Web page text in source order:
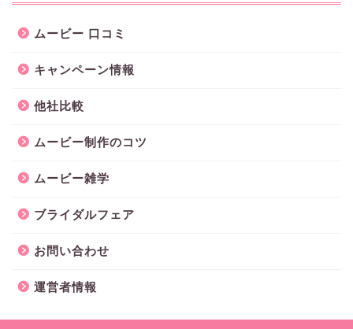
ムービー 口コミ
キャンペーン情報
他社比較
ムービー制作のコツ
ムービー雑学
ブライダルフェア
お問い合わせ
運営者情報